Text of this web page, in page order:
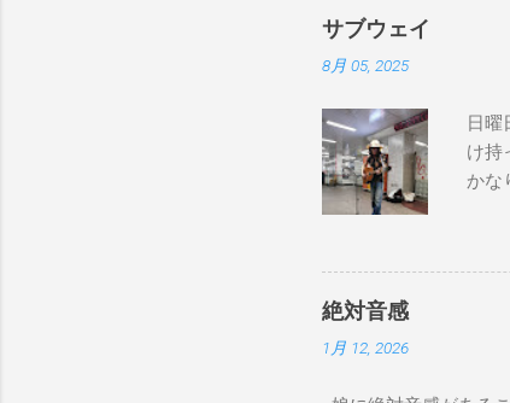
Am7 とてもカッコ
サブウェイ
8月 05, 2025
日曜
け持
かな
で
絶対音感
1月 12, 2026